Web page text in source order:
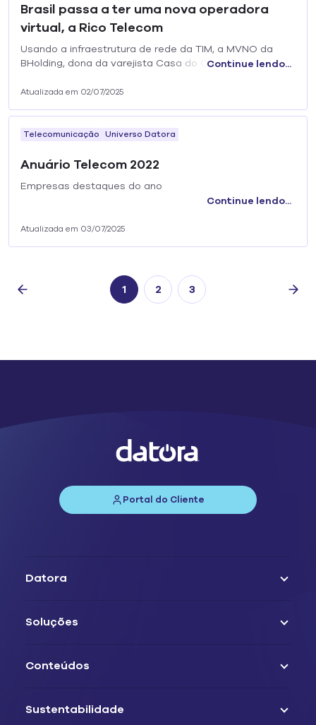
Brasil passa a ter uma nova operadora
virtual, a Rico Telecom
Usando a infraestrutura de rede da TIM, a MVNO da
BHolding, dona da varejista Casa do Celular, inicia suas
Continue lendo...
Atualizada em 02/07/2025
Telecomunicação Universo Datora
Anuário Telecom 2022
Empresas destaques do ano
Continue lendo...
Atualizada em 03/07/2025
1 2 3
Portal do Cliente
Datora
Soluções
Conteúdos
Sustentabilidade